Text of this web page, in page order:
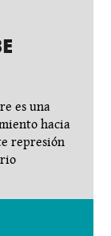
es una
hacia
represión